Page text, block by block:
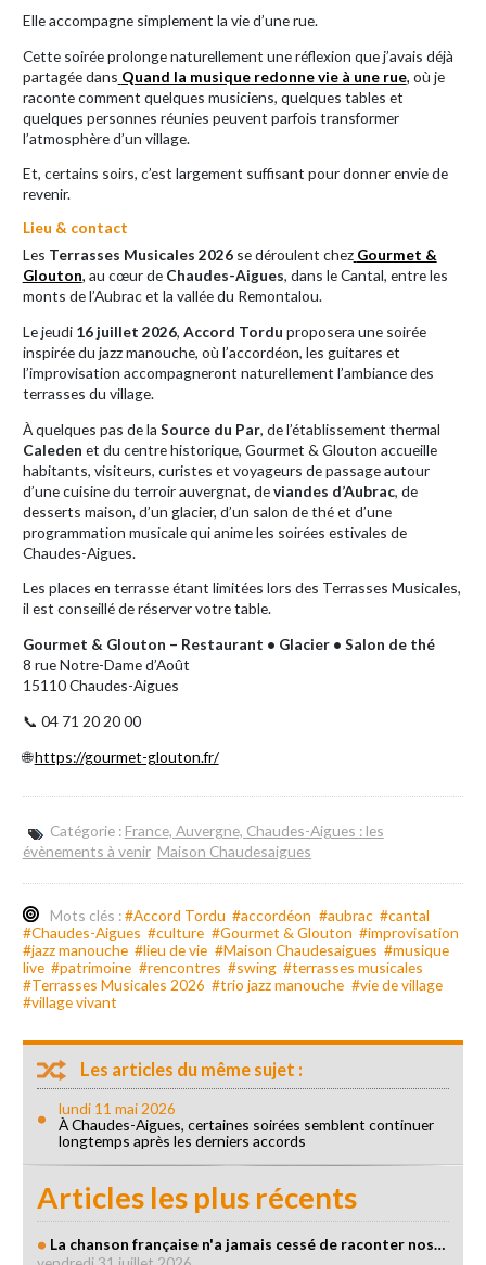
Elle accompagne simplement la vie d’une rue.
Cette soirée prolonge naturellement une réflexion que j’avais déjà
partagée dans Quand la musique redonne vie à une rue, où je
raconte comment quelques musiciens, quelques tables et
quelques personnes réunies peuvent parfois transformer
l’atmosphère d’un village.
Et, certains soirs, c’est largement suffisant pour donner envie de
revenir.
Lieu & contact
Les Terrasses Musicales 2026se déroulent chez Gourmet &
Glouton, au cœur de Chaudes-Aigues, dans le Cantal, entre les
monts de l’Aubrac et la vallée du Remontalou.
Le jeudi 16 juillet 2026, Accord Tordu proposera une soirée
inspirée du jazz manouche, où l’accordéon, les guitares et
l’improvisation accompagneront naturellement l’ambiance des
terrasses du village.
À quelques pas de la Source du Par, de l’établissement thermal
Caleden et du centre historique, Gourmet & Glouton accueille
habitants, visiteurs, curistes et voyageurs de passage autour
d’une cuisine du terroir auvergnat, deviandes d’Aubrac, de
desserts maison, d’un glacier, d’un salon de thé et d’une
programmation musicale qui anime les soirées estivales de
Chaudes-Aigues.
Les places en terrasse étant limitées lors des Terrasses Musicales,
il est conseillé de réserver votre table.
Gourmet & Glouton – Restaurant • Glacier • Salon de thé
8 rue Notre-Dame d’Août
15110 Chaudes-Aigues
📞 04 71 20 20 00
🌐https://gourmet-glouton.fr/
Catégorie : France, Auvergne, Chaudes-Aigues : les
évènements à venir Maison Chaudesaigues
Mots clés :#Accord Tordu #accordéon #aubrac #cantal
#Chaudes-Aigues #culture #Gourmet & Glouton #improvisation
#jazz manouche #lieu de vie #Maison Chaudesaigues #musique
live #patrimoine #rencontres #swing #terrasses musicales
#Terrasses Musicales 2026 #trio jazz manouche #vie de village
#village vivant
Les articles du même sujet :
lundi 11 mai 2026
À Chaudes-Aigues, certaines soirées semblent continuer
longtemps après les derniers accords
Articles les plus récents
La chanson française n'a jamais cessé de raconter nos…